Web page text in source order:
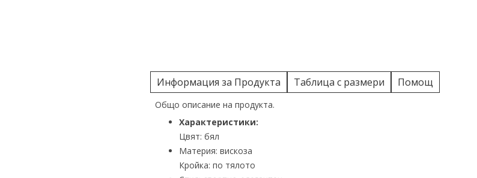
Информация за Продукта Таблица с размери Помощ
Общо описание на продукта.
Характеристики:
Цвят: бял
Материя: вискоза
Кройка: по тялото